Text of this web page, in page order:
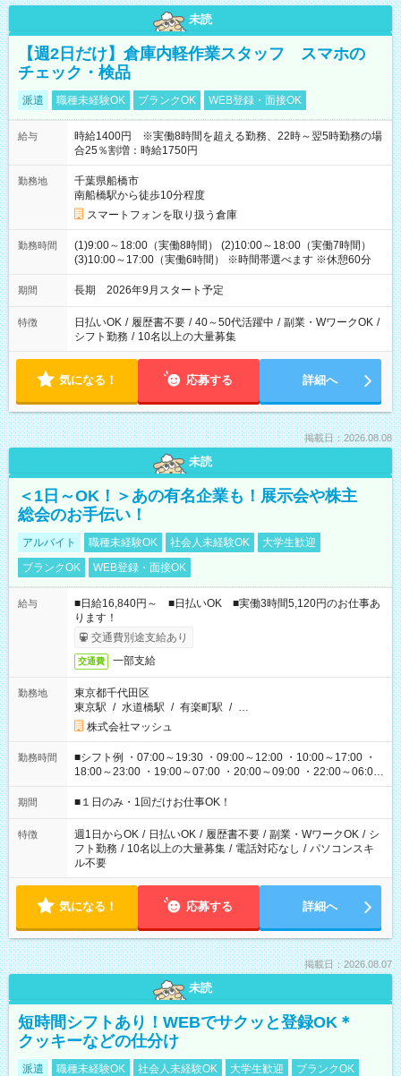
未読
【週2日だけ】倉庫内軽作業スタッフ スマホの
チェック・検品
派遣 職種未経験OK ブランクOK WEB登録・面接OK
給与
時給1400円 ※実働8時間を超える勤務、22時～翌5時勤務の場
合25％割増：時給1750円
勤務地
千葉県船橋市
南船橋駅から徒歩10分程度
スマートフォンを取り扱う倉庫
勤務時間
(1)9:00～18:00（実働8時間） (2)10:00～18:00（実働7時間）
(3)10:00～17:00（実働6時間） ※時間帯選べます ※休憩60分
期間 長期 2026年9月スタート予定
特徴 日払いOK / 履歴書不要 / 40～50代活躍中 / 副業・WワークOK /
シフト勤務 / 10名以上の大量募集
気になる！ 応募する 詳細へ
掲載日：2026.08.08
未読
＜1日～OK！＞あの有名企業も！展示会や株主
総会のお手伝い！
アルバイト 職種未経験OK 社会人未経験OK
大学生歓迎
ブランクOK
WEB登録・面接OK
給与
■日給16,840円～ ■日払いOK ■実働3時間5,120円のお仕事あ
ります！
交通費別途支給あり
交通費 一部支給
勤務地
東京都千代田区
東京駅 / 水道橋駅 / 有楽町駅 / …
株式会社マッシュ
勤務時間
■シフト例 ・07:00～19:30 ・09:00～12:00 ・10:00～17:00 ・
18:00～23:00 ・19:00～07:00 ・20:00～09:00 ・22:00～06:00
etc ★最短で3時間で5,120円のお仕事から 15時間で2万円近く稼
げるお仕事も！ ご希望のお時間に合わせてご紹介！ ※シフトは
ください！
期間 ■１日のみ・1回だけお仕事OK！
特徴 週1日からOK / 日払いOK / 履歴書不要 / 副業・WワークOK / シ
フト勤務 / 10名以上の大量募集 / 電話対応なし / パソコンスキ
ル不要
気になる！ 応募する 詳細へ
掲載日：2026.08.07
未読
短時間シフトあり！WEBでサクッと登録OK＊
クッキーなどの仕分け
派遣 職種未経験OK 社会人未経験OK 大学生歓迎
ブランクOK